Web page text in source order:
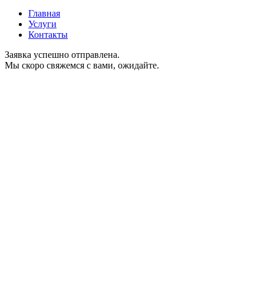
Главная
Услуги
Контакты
Заявка успешно отправлена.
Мы скоро свяжемся с вами, ожидайте.